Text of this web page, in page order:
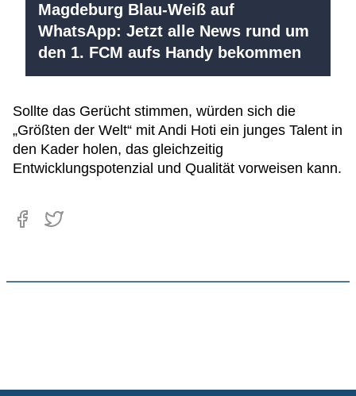
Magdeburg Blau-Weiß auf
WhatsApp: Jetzt alle News rund um
den 1. FCM aufs Handy bekommen
Sollte das Gerücht stimmen, würden sich die
„Größten der Welt“ mit Andi Hoti ein junges Talent in
den Kader holen, das gleichzeitig
Entwicklungspotenzial und Qualität vorweisen kann.